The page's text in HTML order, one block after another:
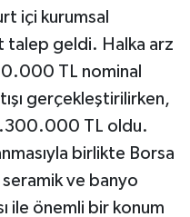
içi kurumsal
talep geldi. Halka arz
TL nominal
gerçekleştirilirken,
TL oldu.
birlikte Borsa
ve banyo
ile önemli bir konum